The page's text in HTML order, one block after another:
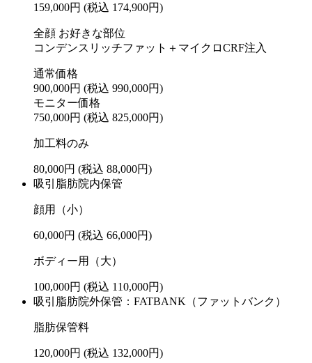
159,000円 (税込 174,900円)
全顔 お好きな部位
コンデンスリッチファット＋マイクロCRF注入
通常価格
900,000円 (税込 990,000円)
モニター価格
750,000円 (税込 825,000円)
加工料のみ
80,000円 (税込 88,000円)
吸引脂肪院内保管
顔用（小）
60,000円 (税込 66,000円)
ボディー用（大）
100,000円 (税込 110,000円)
吸引脂肪院外保管：FATBANK（ファットバンク）
脂肪保管料
120,000円 (税込 132,000円)